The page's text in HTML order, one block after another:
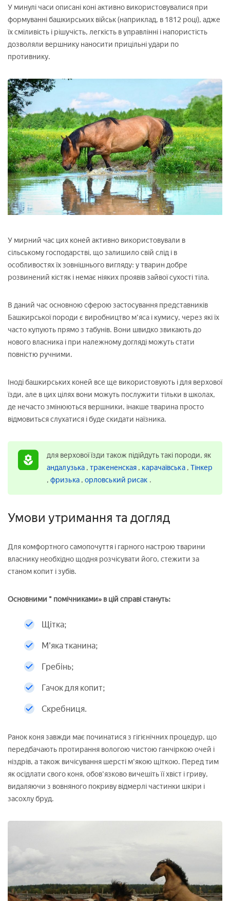
У минулі часи описані коні активно використовувалися при
формуванні башкирських військ (наприклад, в 1812 році), адже
їх сміливість і рішучість, легкість в управлінні і напористість
дозволяли вершнику наносити прицільні удари по
противнику.
У мирний час цих коней активно використовували в
сільському господарстві, що залишило свій слід і в
особливостях їх зовнішнього вигляду: у тварин добре
розвинений кістяк і немає ніяких проявів зайвої сухості тіла.
В даний час основною сферою застосування представників
Башкирської породи є виробництво м'яса і кумису, через які їх
часто купують прямо з табунів. Вони швидко звикають до
нового власника і при належному догляді можуть стати
повністю ручними.
Іноді башкирських коней все ще використовують і для верхової
їзди, але в цих цілях вони можуть послужити тільки в школах,
де нечасто змінюються вершники, інакше тварина просто
відмовиться слухатися і буде скидати наїзника.
для верхової їзди також підійдуть такі породи, як
андалузька ,тракененская , карачаївська , Тінкер
, фризька , орловський рисак .
Умови утримання та догляд
Для комфортного самопочуття і гарного настрою тварини
власнику необхідно щодня розчісувати його, стежити за
станом копит і зубів.
Основними " помічниками» в цій справі стануть:
Щітка;
М'яка тканина;
Гребінь;
Гачок для копит;
Скребниця.
Ранок коня завжди має починатися з гігієнічних процедур, що
передбачають протирання вологою чистою ганчіркою очей і
ніздрів, а також вичісування шерсті м'якою щіткою. Перед тим
як осідлати свого коня, обов'язково вичешіть її хвіст і гриву,
видаляючи з вовняного покриву відмерлі частинки шкіри і
засохлу бруд.